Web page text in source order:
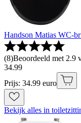
Handson Matias WC-
(8)Beoordeeld met 2.9
34.99
Prijs: 34.99 euro
Bekijk alles in